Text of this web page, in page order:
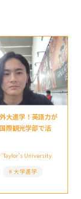
大進学！英語力が
際観光学部で活
Taylor’s University
大学進学